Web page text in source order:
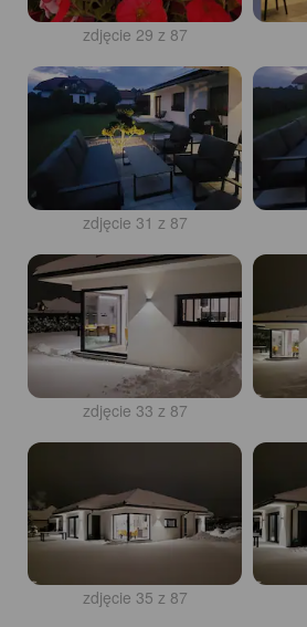
zdjęcie 29 z 87
zdjęcie 31 z 87
zdjęcie 33 z 87
zdjęcie 35 z 87